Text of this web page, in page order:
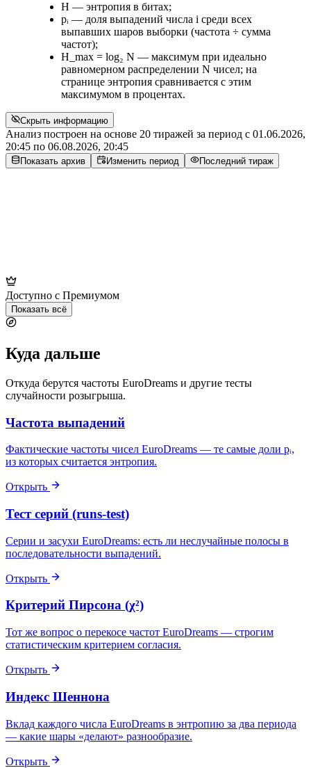
H — энтропия в битах;
pᵢ — доля выпадений числа i среди всех
выпавших шаров выборки (частота ÷ сумма
частот);
H_max = log₂ N — максимум при идеально
равномерном распределении N чисел; на
странице энтропия сравнивается с этим
максимумом в процентах.
Скрыть информацию
Анализ построен на основе 20 тиражей за период с 01.06.2026,
20:45 по 06.08.2026, 20:45
Показать архив Изменить период Последний тираж
Доступно с Премиумом
Показать всё
Куда дальше
Откуда берутся частоты EuroDreams и другие тесты
случайности розыгрыша.
Частота выпадений
Фактические частоты чисел EuroDreams — те самые доли pᵢ,
из которых считается энтропия.
Открыть
Тест серий (runs-test)
Серии и засухи EuroDreams: есть ли неслучайные полосы в
последовательности выпадений.
Открыть
Критерий Пирсона (χ²)
Тот же вопрос о перекосе частот EuroDreams — строгим
статистическим критерием согласия.
Открыть
Индекс Шеннона
Вклад каждого числа EuroDreams в энтропию за два периода
— какие шары «делают» разнообразие.
Открыть